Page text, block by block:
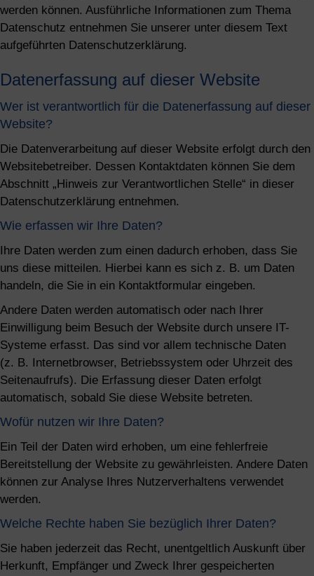
werden können. Ausführliche Informationen zum Thema
Datenschutz entnehmen Sie unserer unter diesem Text
aufgeführten Datenschutzerklärung.
Datenerfassung auf dieser Website
Wer ist verantwortlich für die Datenerfassung auf dieser
Website?
Die Datenverarbeitung auf dieser Website erfolgt durch den
Websitebetreiber. Dessen Kontaktdaten können Sie dem
Abschnitt „Hinweis zur Verantwortlichen Stelle“ in dieser
Datenschutzerklärung entnehmen.
Wie erfassen wir Ihre Daten?
Ihre Daten werden zum einen dadurch erhoben, dass Sie
uns diese mitteilen. Hierbei kann es sich z. B. um Daten
handeln, die Sie in ein Kontaktformular eingeben.
Andere Daten werden automatisch oder nach Ihrer
Einwilligung beim Besuch der Website durch unsere IT-
Systeme erfasst. Das sind vor allem technische Daten
(z. B. Internetbrowser, Betriebssystem oder Uhrzeit des
Seitenaufrufs). Die Erfassung dieser Daten erfolgt
automatisch, sobald Sie diese Website betreten.
Wofür nutzen wir Ihre Daten?
Ein Teil der Daten wird erhoben, um eine fehlerfreie
Bereitstellung der Website zu gewährleisten. Andere Daten
können zur Analyse Ihres Nutzerverhaltens verwendet
werden.
Welche Rechte haben Sie bezüglich Ihrer Daten?
Sie haben jederzeit das Recht, unentgeltlich Auskunft über
Herkunft, Empfänger und Zweck Ihrer gespeicherten